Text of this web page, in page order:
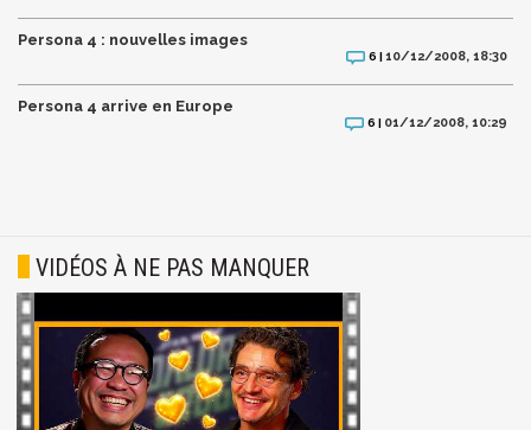
Persona 4 : nouvelles images
6 |10/12/2008, 18:30
Persona 4 arrive en Europe
6 | 01/12/2008, 10:29
VIDÉOS À NE PAS MANQUER